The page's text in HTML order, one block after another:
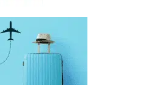
ležaljke, ručni frižideri
uz medicinsku
torbe nisu dozvoljeni.
sastavni deo ličnog prtljaga.
da prevezemo prtljag koji prelazi